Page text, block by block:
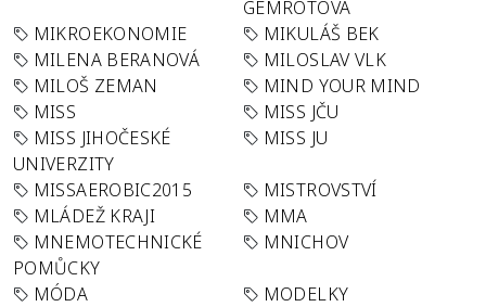
GEMROTOVÁ
MIKROEKONOMIE
MIKULÁŠ BEK
MILENA BERANOVÁ
MILOSLAV VLK
MILOŠ ZEMAN
MIND YOUR MIND
MISS
MISS JČU
MISS JIHOČESKÉ
UNIVERZITY
MISS JU
MISSAEROBIC2015
MISTROVSTVÍ
MLÁDEŽ KRAJI
MMA
MNEMOTECHNICKÉ
POMŮCKY
MNICHOV
MÓDA
MODELKY